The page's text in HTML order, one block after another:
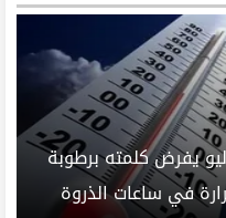
يفرض كلمته برطوبة
في ساعات الذروة